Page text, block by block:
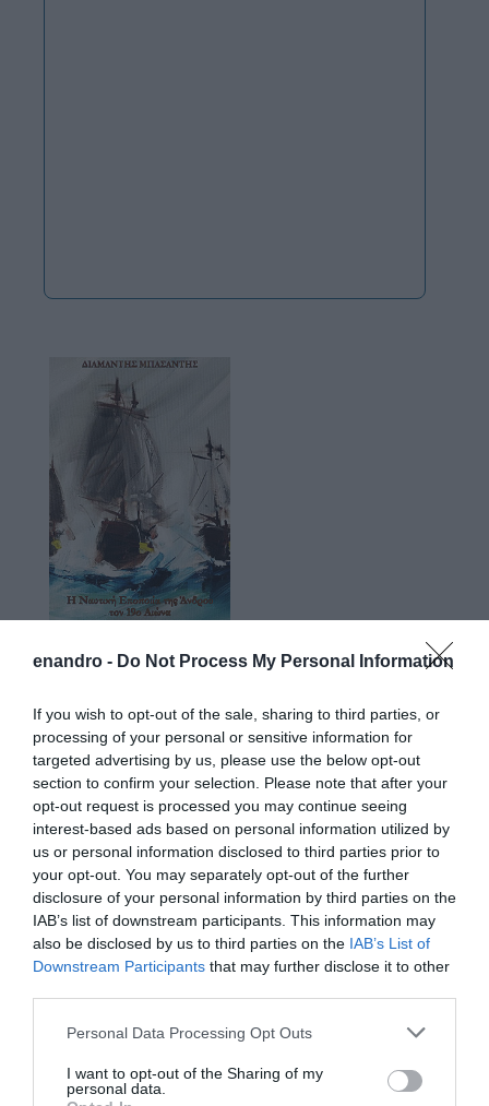
enandro - Do Not Process My Personal Information
If you wish to opt-out of the sale, sharing to third parties, or
processing of your personal or sensitive information for
targeted advertising by us, please use the below opt-out
section to confirm your selection. Please note that after your
opt-out request is processed you may continue seeing
interest-based ads based on personal information utilized by
us or personal information disclosed to third parties prior to
your opt-out. You may separately opt-out of the further
disclosure of your personal information by third parties on the
IAB’s list of downstream participants. This information may
also be disclosed by us to third parties on the IAB’s List of
Downstream Participants that may further disclose it to other
Please note that this website/app uses one or more Google
not limited to your visit or usage behaviour. You may click to
grant or deny consent to Google and its third-party tags to
Personal Data Processing Opt Outs
I want to opt-out of the Sharing of my
personal data.